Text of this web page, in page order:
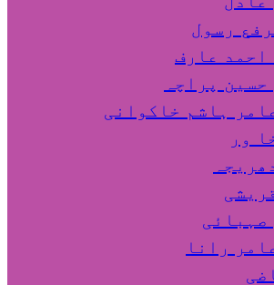
رسول
احمد عارف
پراچہ
ہاشم خاکوانی
ور
صہبائی
رانا